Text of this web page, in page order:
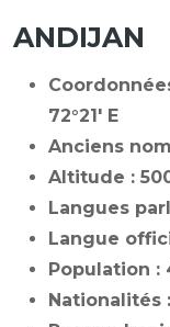
ANDIJAN
72°21' E
Anciens
Altitude :
Langues
Langue
Population :
Nationalités